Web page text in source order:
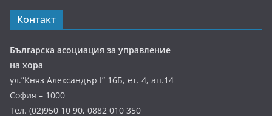
Контакт
Българска асоциация за управление
на хора
ул.”Княз Александър І” 16Б, ет. 4, ап.14
София – 1000
Тел. (02)950 10 90, 0882 010 350